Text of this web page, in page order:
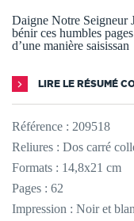
Daigne Notre
bénir ces humbles
d’une manière saisissan
LIRE LE RÉSUMÉ
Référence : 209518
Reliures : Dos carré
Formats : 14,8x21 cm
Pages : 62
Impression : Noir et